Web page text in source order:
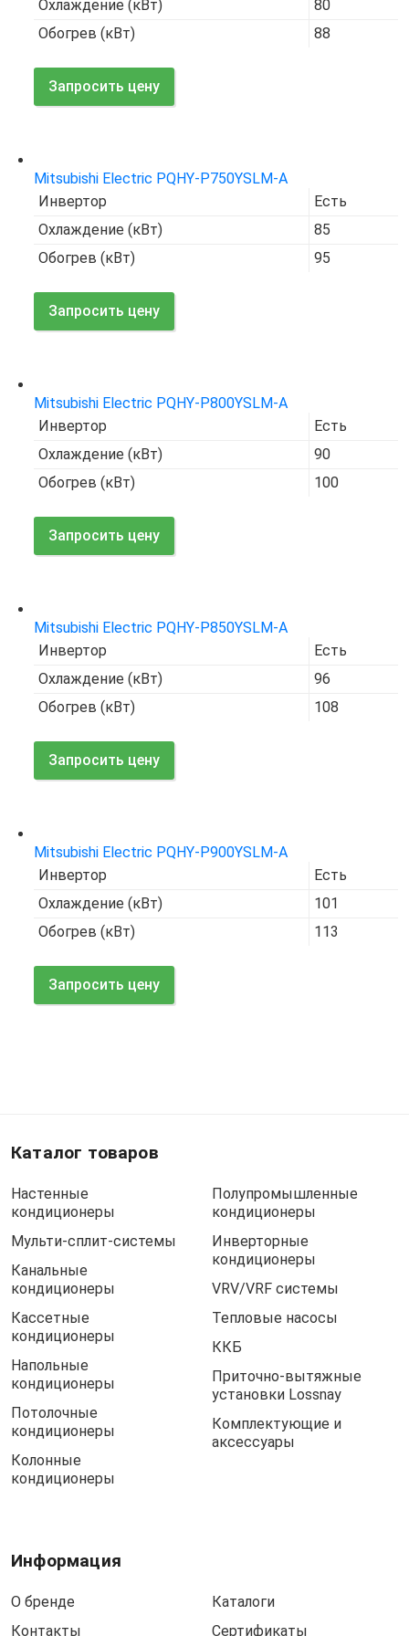
Охлаждение (кВт)
80
Обогрев (кВт)
88
Запросить цену
Mitsubishi Electric PQHY-P750YSLM-A
Инвертор
Есть
Охлаждение (кВт)
85
Обогрев (кВт)
95
Запросить цену
Mitsubishi Electric PQHY-P800YSLM-A
Инвертор
Есть
Охлаждение (кВт)
90
Обогрев (кВт)
100
Запросить цену
Mitsubishi Electric PQHY-P850YSLM-A
Инвертор
Есть
Охлаждение (кВт)
96
Обогрев (кВт)
108
Запросить цену
Mitsubishi Electric PQHY-P900YSLM-A
Инвертор
Есть
Охлаждение (кВт)
101
Обогрев (кВт)
113
Запросить цену
Каталог товаров
Настенные
кондиционеры
Мульти-сплит-системы
Канальные
кондиционеры
Кассетные
кондиционеры
Напольные
кондиционеры
Потолочные
кондиционеры
Колонные
кондиционеры
Полупромышленные
кондиционеры
Инверторные
кондиционеры
VRV/VRF системы
Тепловые насосы
ККБ
Приточно-вытяжные
установки Lossnay
Комплектующие и
аксессуары
Информация
О бренде
Контакты
Каталоги
Сертификаты